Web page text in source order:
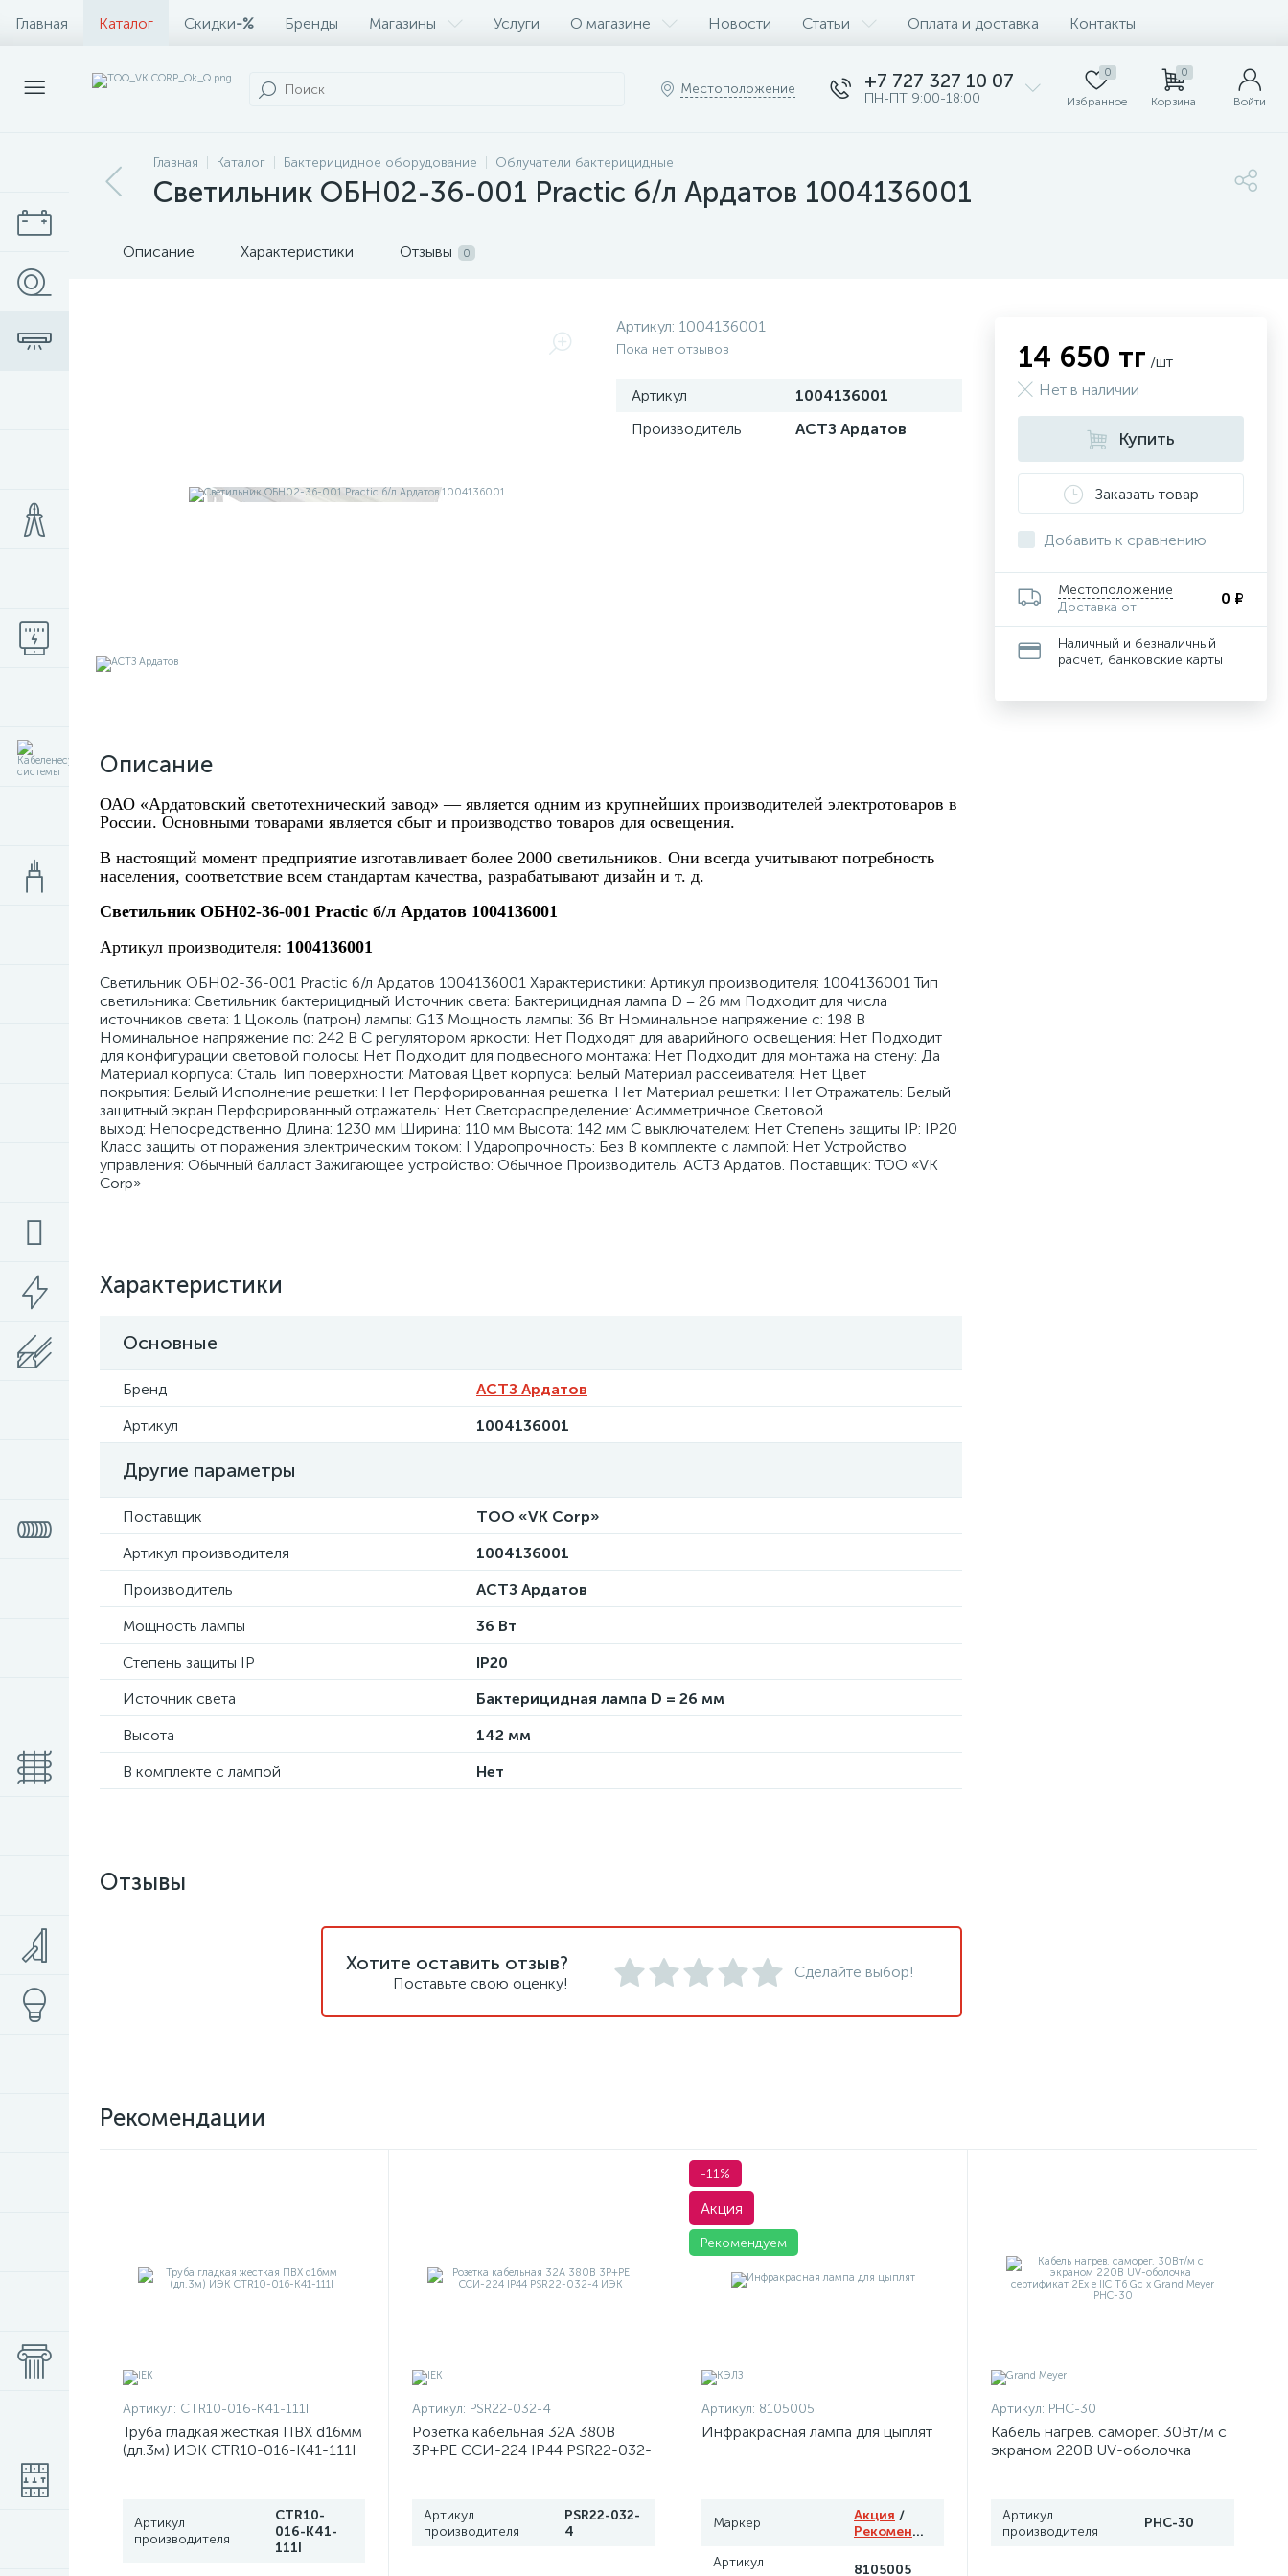
Главная Каталог Скидки-% Бренды Магазины Услуги О магазине Новости Статьи Оплата и доставка Контакты
Местоположение +7 727 327 10 07
ПН-ПТ 9:00-18:00
0
Избранное
0
Корзина Войти
Главная Каталог Бактерицидное оборудование Облучатели бактерицидные
Светильник ОБН02-36-001 Practic б/л Ардатов 1004136001
Описание Характеристики Отзывы 0
Артикул: 1004136001
Пока нет отзывов
Артикул
1004136001
Производитель
АСТЗ Ардатов
Описание
ОАО «Ардатовский светотехнический завод» — является одним из крупнейших производителей электротоваров в
России. Основными товарами является сбыт и производство товаров для освещения.
В настоящий момент предприятие изготавливает более 2000 светильников. Они всегда учитывают потребность
населения, соответствие всем стандартам качества, разрабатывают дизайн и т. д.
Светильник ОБН02-36-001 Practic б/л Ардатов 1004136001
Артикул производителя: 1004136001
Светильник ОБН02-36-001 Practic б/л Ардатов 1004136001 Характеристики: Артикул производителя: 1004136001 Тип
светильника: Светильник бактерицидный Источник света: Бактерицидная лампа D = 26 мм Подходит для числа
источников света: 1 Цоколь (патрон) лампы: G13 Мощность лампы: 36 Вт Номинальное напряжение с: 198 В
Номинальное напряжение по: 242 В С регулятором яркости: Нет Подходят для аварийного освещения: Нет Подходит
для конфигурации световой полосы: Нет Подходит для подвесного монтажа: Нет Подходит для монтажа на стену: Да
Материал корпуса: Сталь Тип поверхности: Матовая Цвет корпуса: Белый Материал рассеивателя: Нет Цвет
покрытия: Белый Исполнение решетки: Нет Перфорированная решетка: Нет Материал решетки: Нет Отражатель: Белый
защитный экран Перфорированный отражатель: Нет Светораспределение: Асимметричное Световой
выход: Непосредственно Длина: 1230 мм Ширина: 110 мм Высота: 142 мм С выключателем: Нет Степень защиты IP: IP20
Класс защиты от поражения электрическим током: I Ударопрочность: Без В комплекте с лампой: Нет Устройство
управления: Обычный балласт Зажигающее устройство: Обычное Производитель: АСТЗ Ардатов. Поставщик: ТОО «VK
Corp»
Характеристики
Основные
Бренд
АСТЗ Ардатов
Артикул
1004136001
Другие параметры
Поставщик
ТОО «VK Corp»
Артикул производителя
1004136001
Производитель
АСТЗ Ардатов
Мощность лампы
36 Вт
Степень защиты IP
IP20
Источник света
Бактерицидная лампа D = 26 мм
Высота
142 мм
В комплекте с лампой
Нет
14 650 тг /шт
Нет в наличии
Купить
Заказать товар
Добавить к сравнению
Местоположение
Доставка от
0 ₽
Наличный и безналичный
расчет, банковские карты
Отзывы
Хотите оставить отзыв?
Поставьте свою оценку!
Сделайте выбор!
Рекомендации
Артикул: CTR10-016-K41-111I
Труба гладкая жесткая ПВХ d16мм
(дл.3м) ИЭК CTR10-016-K41-111I
Артикул
производителя
CTR10-
016-K41-
111I
Артикул: PSR22-032-4
Розетка кабельная 32А 380В
3P+PЕ ССИ-224 IP44 PSR22-032-
Артикул
производителя
PSR22-032-
4
-11%
Акция
Рекомендуем
Артикул: 8105005
Инфракрасная лампа для цыплят
Маркер Акция /
Рекомендуем
Артикул
8105005
Артикул: PHC-30
Кабель нагрев. саморег. 30Вт/м с
экраном 220В UV-оболочка
Артикул
производителя
PHC-30